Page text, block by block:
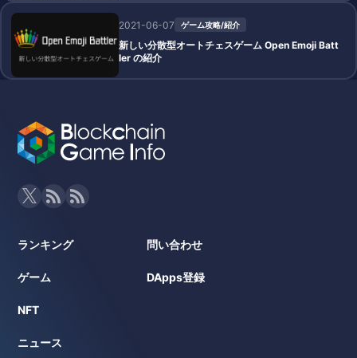
2021-06-07 ゲーム攻略/紹介
新しい分散型オートチェスゲーム Open Emoji Batt
ler の紹介
ランキング
ゲーム
NFT
ニュース
問い合わせ
DApps登録